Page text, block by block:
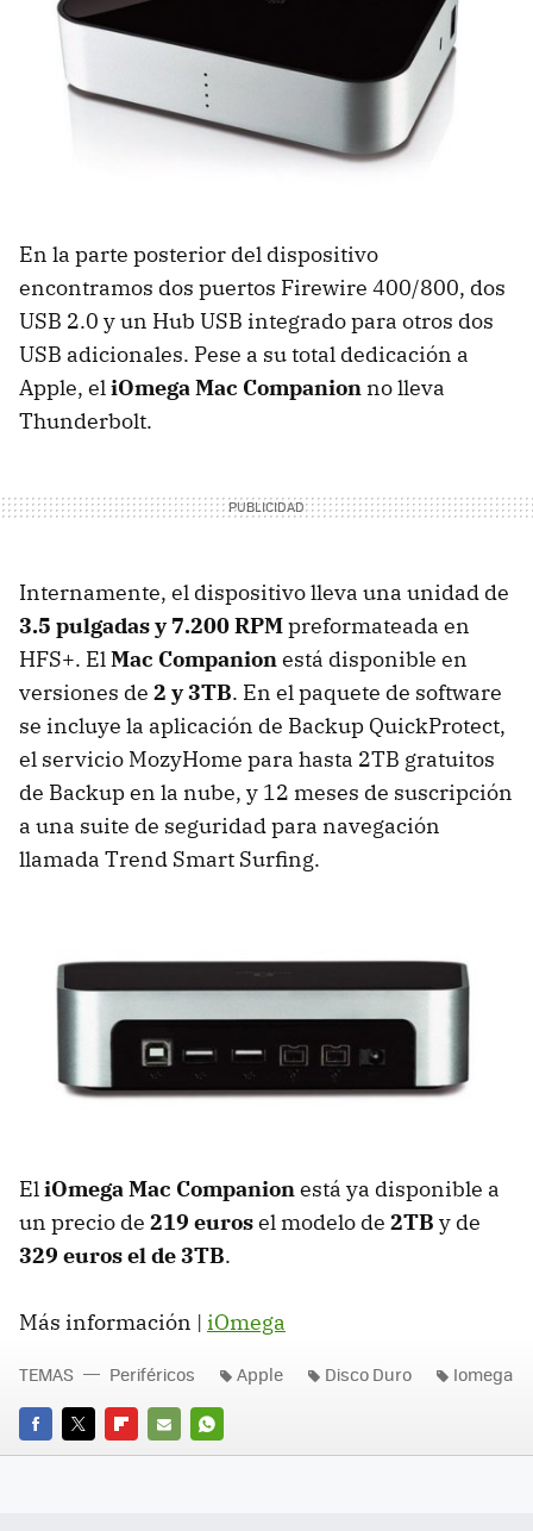
En la parte posterior del dispositivo
encontramos dos puertos Firewire 400/800, dos
USB 2.0 y un Hub USB integrado para otros dos
USB adicionales. Pese a su total dedicación a
Apple, eliOmega Mac Companion no lleva
Thunderbolt.
Internamente, el dispositivo lleva una unidad de
3.5 pulgadas y 7.200RPMpreformateada en
HFS+. ElMac Companionestá disponible en
versiones de 2 y 3TB. En el paquete de software
se incluye la aplicación de Backup QuickProtect,
el servicio MozyHome para hasta 2TB gratuitos
de Backup en la nube, y 12 meses de suscripción
a una suite de seguridad para navegación
llamada Trend Smart Surfing.
EliOmega Mac Companionestá ya disponible a
un precio de 219 eurosel modelo de 2TB y de
329 euros el de 3TB.
Más información | iOmega
FACEBOOK
TWITTERFLIPBOARD
E-
WHATSAPP
TEMAS Periféricos Apple Disco Duro Iomega